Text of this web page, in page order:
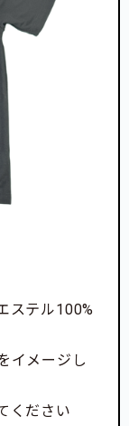
ステル100%
イメージし
ください